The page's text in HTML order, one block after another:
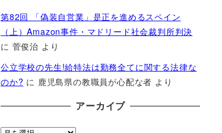
第82回 「偽装自営業」是正を進めるスペイン
（上）Amazon事件・マドリード社会裁判所判決
に 菅俊治 より
公立学校の先生!給特法は勤務全てに関する法律な
のか? に 鹿児島県の教職員が心配な者 より
アーカイブ